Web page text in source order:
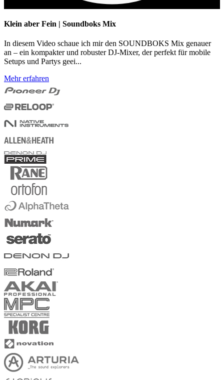
Klein aber Fein | Soundboks Mix
In diesem Video schaue ich mir den SOUNDBOKS Mix genauer
an – ein kompakter und robuster DJ-Mixer, der perfekt für mobile
Setups und Partys geei...
Mehr erfahren